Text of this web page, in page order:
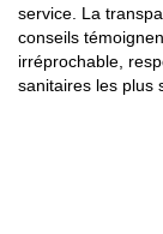
service. La
conseils
irréprochable,
sanitaires les plus